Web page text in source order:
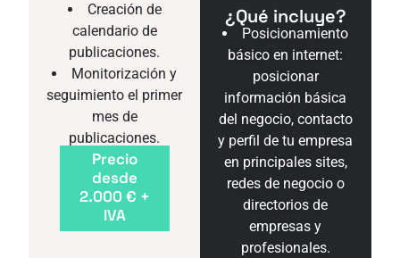
¿Qué incluye?
Posicionamiento
básico en internet:
posicionar
información básica
del negocio, contacto
y perfil de tu empresa
en principales sites,
redes de negocio o
directorios de
empresas y
profesionales.
Creación de
calendario de
publicaciones.
Monitorización y
seguimiento el primer
mes de
publicaciones.
Precio
desde
2.000 € +
IVA